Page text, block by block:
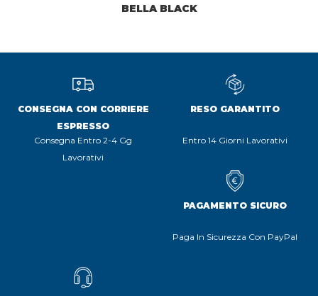
BELLA BLACK
CONSEGNA CON CORRIERE
ESPRESSO
Consegna Entro 2-4 Gg
Lavorativi
RESO GARANTITO
Entro 14 Giorni Lavorativi
PAGAMENTO SICURO
Paga In Sicurezza Con PayPal